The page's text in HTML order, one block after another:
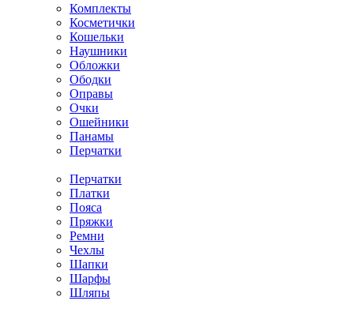
Комплекты
Косметички
Кошельки
Наушники
Обложки
Ободки
Оправы
Очки
Ошейники
Панамы
Перчатки
Перчатки
Платки
Пояса
Пряжки
Ремни
Чехлы
Шапки
Шарфы
Шляпы